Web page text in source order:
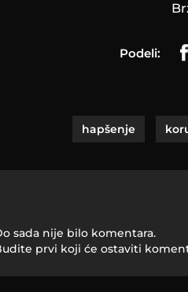
Podeli:
hapšenje
sada nije bilo komentara.
prvi koji će ostaviti